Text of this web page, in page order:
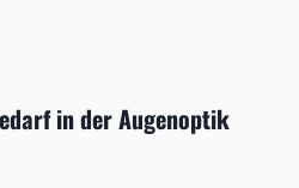
in der Augenoptik